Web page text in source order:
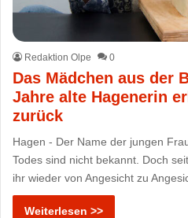
Redaktion Olpe 0
Das Mädchen aus der
Jahre alte Hagenerin
zurück
Hagen - Der Name der jungen
Todes sind nicht bekannt. Doch
ihr wieder von Angesicht zu
Weiterlesen >>